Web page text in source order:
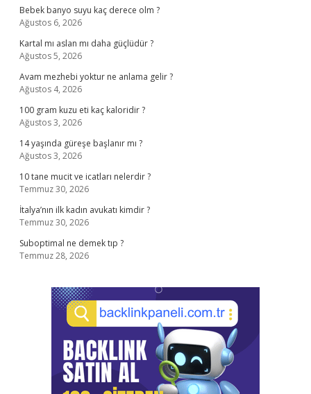
Bebek banyo suyu kaç derece olm ?
Ağustos 6, 2026
Kartal mı aslan mı daha güçlüdür ?
Ağustos 5, 2026
Avam mezhebi yoktur ne anlama gelir ?
Ağustos 4, 2026
100 gram kuzu eti kaç kaloridir ?
Ağustos 3, 2026
14 yaşında güreşe başlanır mı ?
Ağustos 3, 2026
10 tane mucit ve icatları nelerdir ?
Temmuz 30, 2026
İtalya’nın ilk kadın avukatı kimdir ?
Temmuz 30, 2026
Suboptimal ne demek tıp ?
Temmuz 28, 2026